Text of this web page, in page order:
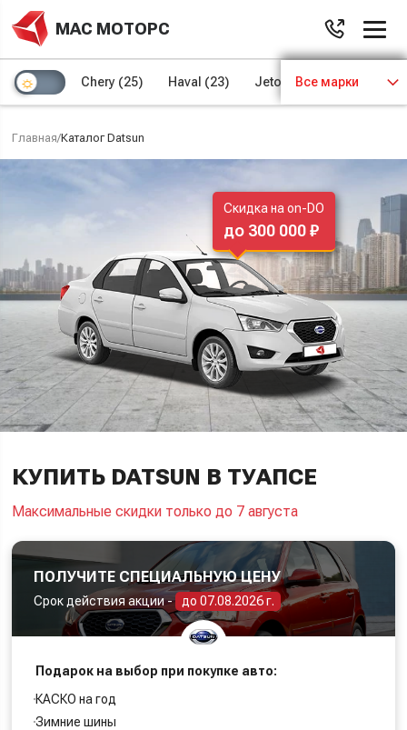
МАС МОТОРС
Chery (25) Haval (23) Jetour (8) Kaiyi (4)
Все марки
Главная/Каталог Datsun
КУПИТЬ DATSUN В ТУАПСЕ
Максимальные скидки только до 7 августа
ПОЛУЧИТЕ СПЕЦИАЛЬНУЮ ЦЕНУ
Срок действия акции - до 07.08.2026 г.
Подарок на выбор при покупке авто:
КАСКО на год
Зимние шины
Скидка на on-DO
до 300 000 ₽